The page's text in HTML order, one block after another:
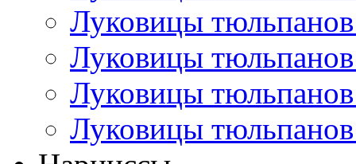
Луковицы
Луковицы
Луковицы
Луковицы